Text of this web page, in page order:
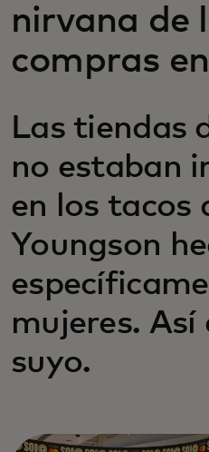
nirvana de
compras
Las tiendas
no estaban
en los tacos
Youngson
mujeres. Así
suyo.